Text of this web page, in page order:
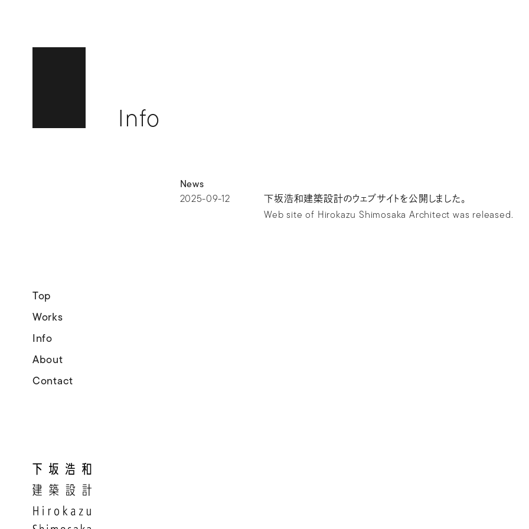
Top
Works
Info
About
Contact
Info
News
2025-09-12
下坂浩和建築設計のウェブサイトを公開しました。
Web site of Hirokazu Shimosaka Architect was released.